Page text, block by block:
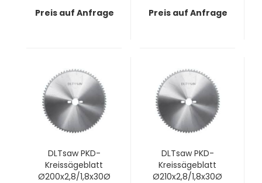
in faserigen oder
zähen Materialien
Preis auf Anfrage
in faserigen oder
zähen Materialien
Preis auf Anfrage
DLTsaw PKD-
Kreissägeblatt
Ø200x2,8/1,8x30Ø
DLTsaw PKD-
Kreissägeblatt
Ø210x2,8/1,8x30Ø